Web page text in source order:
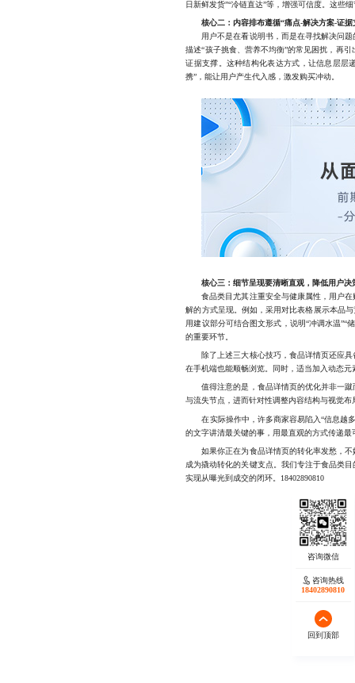
日新鲜发货”“冷链直达”等，增强可信度。这些
核心二：内容排布遵循“痛点-解决方案-证据
用户不是在看说明书，而是在寻找解决问题
描述“孩子挑食、营养不均衡”的常见困扰，再
证据支撑。这种结构化表达方式，让信息层层
携”，能让用户产生代入感，激发购买冲动。
核心三：细节呈现要清晰直观，降低用户决
食品类目尤其注重安全与健康属性，用户在
解的方式呈现。例如，采用对比表格展示本品
用建议部分可结合图文形式，说明“冲调水温”“
的重要环节。
除了上述三大核心技巧，食品详情页还应具
在手机端也能顺畅浏览。同时，适当加入动态
值得注意的是，食品详情页的优化并非一蹴
与流失节点，进而针对性调整内容结构与视觉
在实际操作中，许多商家容易陷入“信息越多
的文字讲清最关键的事，用最直观的方式传递
如果你正在为食品详情页的转化率发愁，不
成为撬动转化的关键支点。我们专注于食品类
实现从曝光到成交的闭环。18402890810
咨询热线
18402890810
回到顶部